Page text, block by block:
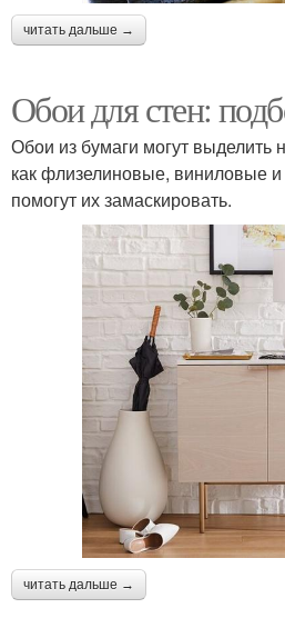
читать дальше →
Обои для стен:
Обои из бумаги могут выделить
как флизелиновые, виниловые
помогут их замаскировать.
читать дальше →